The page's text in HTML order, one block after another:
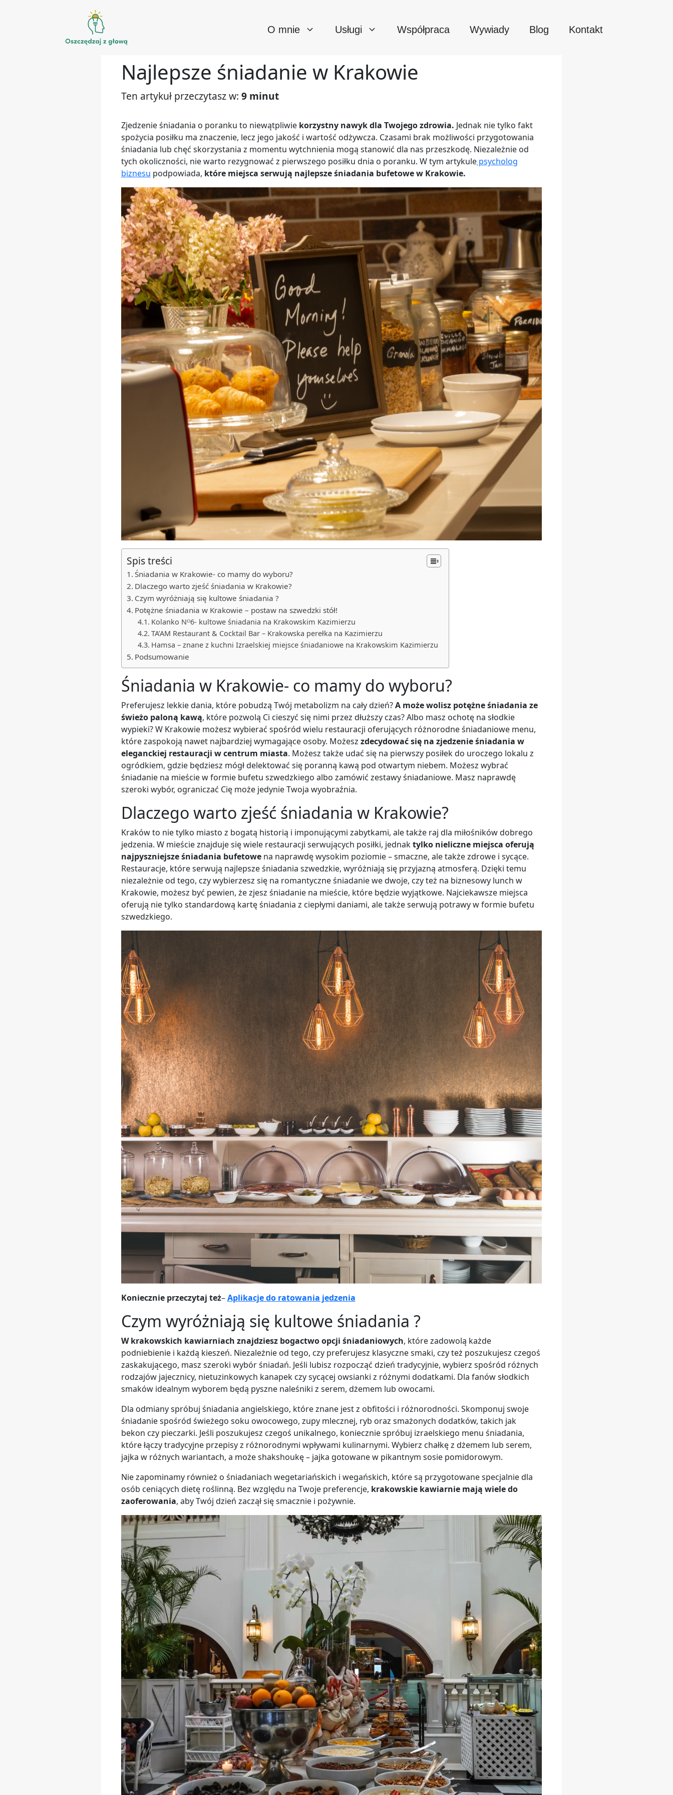
O mnie Usługi Współpraca Wywiady Blog Kontakt
Najlepsze śniadanie w Krakowie
Ten artykuł przeczytasz w: 9 minut
Zjedzenie śniadania o poranku to niewątpliwie korzystny nawyk dla Twojego zdrowia. Jednak nie tylko fakt
spożycia posiłku ma znaczenie, lecz jego jakość i wartość odżywcza. Czasami brak możliwości przygotowania
śniadania lub chęć skorzystania z momentu wytchnienia mogą stanowić dla nas przeszkodę. Niezależnie od
tych okoliczności, nie warto rezygnować z pierwszego posiłku dnia o poranku. W tym artykulepsycholog
biznesu podpowiada, które miejsca serwują najlepsze śniadania bufetowe w Krakowie.
Spis treści
Śniadania w Krakowie- co mamy do wyboru?
Dlaczego warto zjeść śniadania w Krakowie?
Czym wyróżniają się kultowe śniadania ?
Potężne śniadania w Krakowie – postaw na szwedzki stół!
Kolanko Nᴼ6- kultowe śniadania na Krakowskim Kazimierzu
TA’AM Restaurant & Cocktail Bar – Krakowska perełka na Kazimierzu
Hamsa – znane z kuchni Izraelskiej miejsce śniadaniowe na Krakowskim Kazimierzu
Podsumowanie
Śniadania w Krakowie- co mamy do wyboru?
Preferujesz lekkie dania, które pobudzą Twój metabolizm na cały dzień?A może wolisz potężne śniadania ze
świeżo paloną kawą, które pozwolą Ci cieszyć się nimi przez dłuższy czas? Albo masz ochotę na słodkie
wypieki? W Krakowie możesz wybierać spośród wielu restauracji oferujących różnorodne śniadaniowe menu,
które zaspokoją nawet najbardziej wymagające osoby. Możesz zdecydować się na zjedzenie śniadania w
eleganckiej restauracji w centrum miasta. Możesz także udać się na pierwszy posiłek do uroczego lokalu z
ogródkiem, gdzie będziesz mógł delektować się poranną kawą pod otwartym niebem. Możesz wybrać
śniadanie na mieście w formie bufetu szwedzkiego albo zamówić zestawy śniadaniowe. Masz naprawdę
szeroki wybór, ograniczać Cię może jedynie Twoja wyobraźnia.
Dlaczego warto zjeść śniadania w Krakowie?
Kraków to nie tylko miasto z bogatą historią i imponującymi zabytkami, ale także raj dla miłośników dobrego
jedzenia. W mieście znajduje się wiele restauracji serwujących posiłki, jednaktylko nieliczne miejsca oferują
najpyszniejsze śniadania bufetowe na naprawdę wysokim poziomie – smaczne, ale także zdrowe i sycące.
Restauracje, które serwują najlepsze śniadania szwedzkie, wyróżniają się przyjazną atmosferą. Dzięki temu
niezależnie od tego, czy wybierzesz się na romantyczne śniadanie we dwoje, czy też na biznesowy lunch w
Krakowie, możesz być pewien, że zjesz śniadanie na mieście, które będzie wyjątkowe. Najciekawsze miejsca
oferują nie tylko standardową kartę śniadania z ciepłymi daniami, ale także serwują potrawy w formie bufetu
szwedzkiego.
Koniecznie przeczytaj też– Aplikacje do ratowania jedzenia
Czym wyróżniają się kultowe śniadania ?
W krakowskich kawiarniach znajdziesz bogactwo opcji śniadaniowych, które zadowolą każde
podniebienie i każdą kieszeń. Niezależnie od tego, czy preferujesz klasyczne smaki, czy też poszukujesz czegoś
zaskakującego, masz szeroki wybór śniadań. Jeśli lubisz rozpocząć dzień tradycyjnie, wybierz spośród różnych
rodzajów jajecznicy, nietuzinkowych kanapek czy sycącej owsianki z różnymi dodatkami. Dla fanów słodkich
smaków idealnym wyborem będą pyszne naleśniki z serem, dżemem lub owocami.
Dla odmiany spróbuj śniadania angielskiego, które znane jest z obfitości i różnorodności. Skomponuj swoje
śniadanie spośród świeżego soku owocowego, zupy mlecznej, ryb oraz smażonych dodatków, takich jak
bekon czy pieczarki. Jeśli poszukujesz czegoś unikalnego, koniecznie spróbuj izraelskiego menu śniadania,
które łączy tradycyjne przepisy z różnorodnymi wpływami kulinarnymi. Wybierz chałkę z dżemem lub serem,
jajka w różnych wariantach, a może shakshoukę – jajka gotowane w pikantnym sosie pomidorowym.
Nie zapominamy również o śniadaniach wegetariańskich i wegańskich, które są przygotowane specjalnie dla
osób ceniących dietę roślinną. Bez względu na Twoje preferencje, krakowskie kawiarnie mają wiele do
zaoferowania, aby Twój dzień zaczął się smacznie i pożywnie.